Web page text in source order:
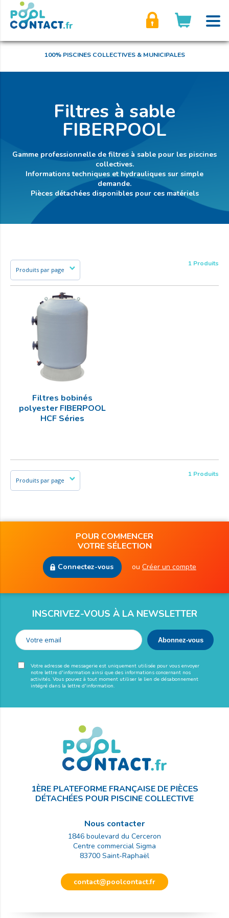
100% PISCINES COLLECTIVES & MUNICIPALES
Filtres à sable
FIBERPOOL
Gamme professionnelle de filtres à sable pour les piscines
collectives.
Informations techniques et hydrauliques sur simple
demande.
Pièces détachées disponibles pour ces matériels
1 Produits
Filtres bobinés
polyester FIBERPOOL
HCF Séries
1 Produits
POUR COMMENCER
VOTRE SÉLECTION
Connectez-vous ou Créer un compte
INSCRIVEZ-VOUS À LA NEWSLETTER
Votre adresse de messagerie est uniquement utilisée pour vous envoyer
notre lettre d'information ainsi que des informations concernant nos
activités. Vous pouvez à tout moment utiliser le lien de désabonnement
intégré dans la lettre d'information.
1ÈRE PLATEFORME FRANÇAISE DE PIÈCES
DÉTACHÉES POUR PISCINE COLLECTIVE
Nous contacter
1846 boulevard du Cerceron
Centre commercial Sigma
83700 Saint-Raphaël
contact@poolcontact.fr